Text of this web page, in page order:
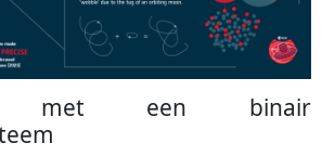
met een binair